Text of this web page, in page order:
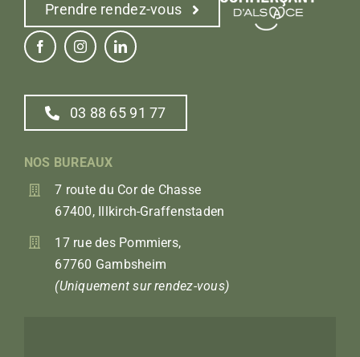
Prendre rendez-vous
03 88 65 91 77
NOS BUREAUX
7 route du Cor de Chasse
67400, Illkirch-Graffenstaden
17 rue des Pommiers,
67760 Gambsheim
(Uniquement sur rendez-vous)